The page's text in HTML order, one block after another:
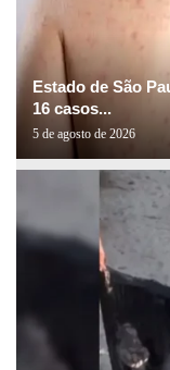
Estado de São
16 casos...
5 de agosto de 2026